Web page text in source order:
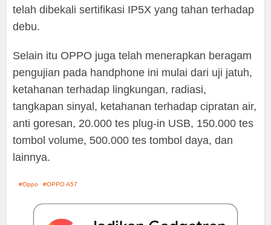
telah dibekali sertifikasi IP5X yang tahan terhadap
debu.
Selain itu OPPO juga telah menerapkan beragam
pengujian pada handphone ini mulai dari uji jatuh,
ketahanan terhadap lingkungan, radiasi,
tangkapan sinyal, ketahanan terhadap cipratan air,
anti goresan, 20.000 tes plug-in USB, 150.000 tes
tombol volume, 500.000 tes tombol daya, dan
lainnya.
Oppo OPPO A57